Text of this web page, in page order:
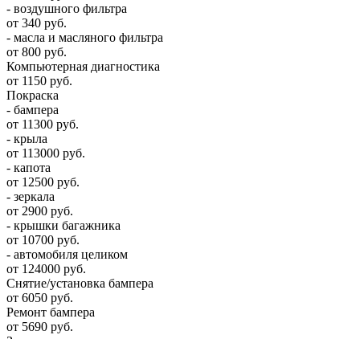
- воздушного фильтра
от 340 руб.
- масла и масляного фильтра
от 800 руб.
Компьютерная диагностика
от 1150 руб.
Покраска
- бампера
от 11300 руб.
- крыла
от 113000 руб.
- капота
от 12500 руб.
- зеркала
от 2900 руб.
- крышки багажника
от 10700 руб.
- автомобиля целиком
от 124000 руб.
Снятие/установка бампера
от 6050 руб.
Ремонт бампера
от 5690 руб.